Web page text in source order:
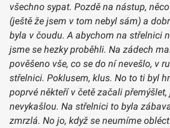
všechno sypat. Pozdě na nástup,
(ještě že jsem v tom nebyl sám) a
byla v čoudu. A abychom na střelnici
jsme se hezky proběhli. Na zádech
pověšeno vše, co se do ní nevešlo, v
střelnici. Poklusem, klus. No to ti byl
poprvé někteří v četě začali
nevykašlou. Na střelnici to byla
zmrzlá. No jo, když se neumíme